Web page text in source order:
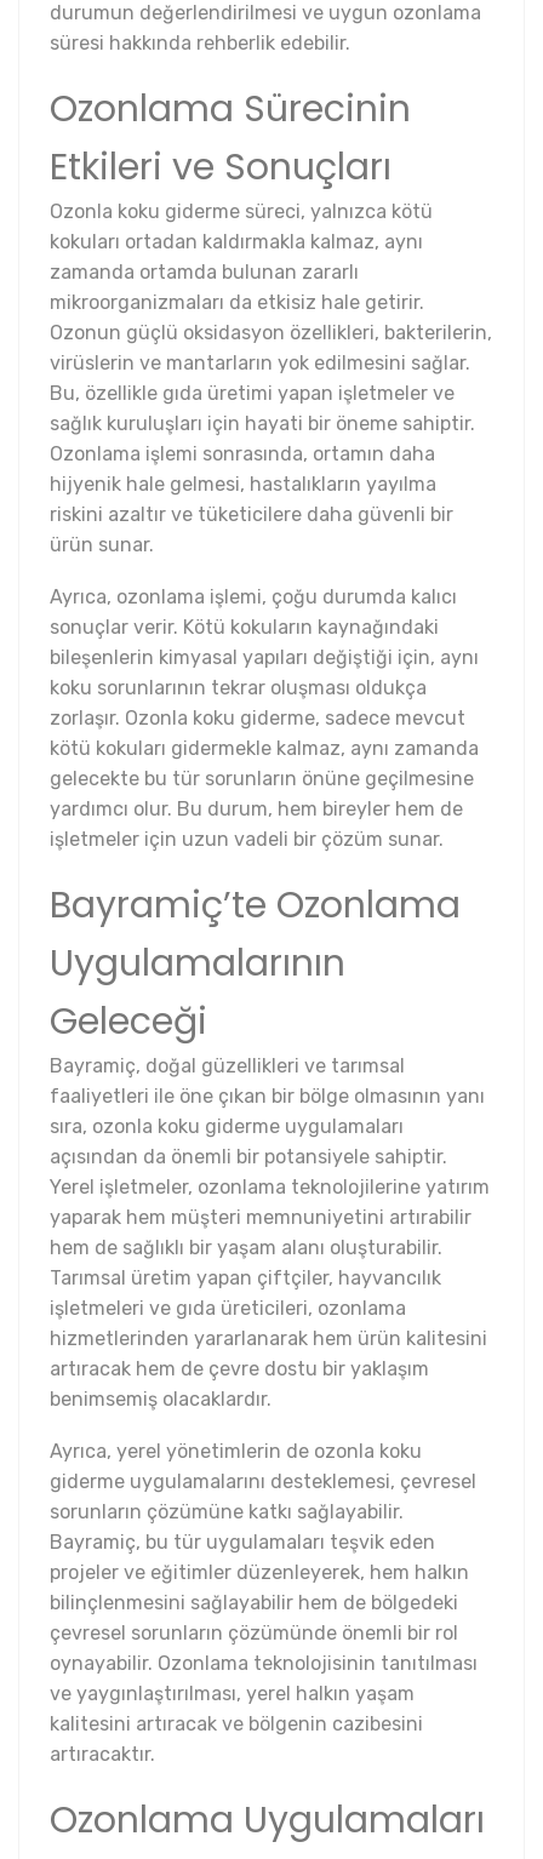
durumun değerlendirilmesi ve uygun ozonlama
süresi hakkında rehberlik edebilir.
Ozonlama Sürecinin
Etkileri ve Sonuçları
Ozonla koku giderme süreci, yalnızca kötü
kokuları ortadan kaldırmakla kalmaz, aynı
zamanda ortamda bulunan zararlı
mikroorganizmaları da etkisiz hale getirir.
Ozonun güçlü oksidasyon özellikleri, bakterilerin,
virüslerin ve mantarların yok edilmesini sağlar.
Bu, özellikle gıda üretimi yapan işletmeler ve
sağlık kuruluşları için hayati bir öneme sahiptir.
Ozonlama işlemi sonrasında, ortamın daha
hijyenik hale gelmesi, hastalıkların yayılma
riskini azaltır ve tüketicilere daha güvenli bir
ürün sunar.
Ayrıca, ozonlama işlemi, çoğu durumda kalıcı
sonuçlar verir. Kötü kokuların kaynağındaki
bileşenlerin kimyasal yapıları değiştiği için, aynı
koku sorunlarının tekrar oluşması oldukça
zorlaşır. Ozonla koku giderme, sadece mevcut
kötü kokuları gidermekle kalmaz, aynı zamanda
gelecekte bu tür sorunların önüne geçilmesine
yardımcı olur. Bu durum, hem bireyler hem de
işletmeler için uzun vadeli bir çözüm sunar.
Bayramiç’te Ozonlama
Uygulamalarının
Geleceği
Bayramiç, doğal güzellikleri ve tarımsal
faaliyetleri ile öne çıkan bir bölge olmasının yanı
sıra, ozonla koku giderme uygulamaları
açısından da önemli bir potansiyele sahiptir.
Yerel işletmeler, ozonlama teknolojilerine yatırım
yaparak hem müşteri memnuniyetini artırabilir
hem de sağlıklı bir yaşam alanı oluşturabilir.
Tarımsal üretim yapan çiftçiler, hayvancılık
işletmeleri ve gıda üreticileri, ozonlama
hizmetlerinden yararlanarak hem ürün kalitesini
artıracak hem de çevre dostu bir yaklaşım
benimsemiş olacaklardır.
Ayrıca, yerel yönetimlerin de ozonla koku
giderme uygulamalarını desteklemesi, çevresel
sorunların çözümüne katkı sağlayabilir.
Bayramiç, bu tür uygulamaları teşvik eden
projeler ve eğitimler düzenleyerek, hem halkın
bilinçlenmesini sağlayabilir hem de bölgedeki
çevresel sorunların çözümünde önemli bir rol
oynayabilir. Ozonlama teknolojisinin tanıtılması
ve yaygınlaştırılması, yerel halkın yaşam
kalitesini artıracak ve bölgenin cazibesini
artıracaktır.
Ozonlama Uygulamaları